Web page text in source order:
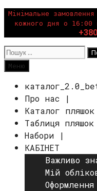
Перейти
вмісту
Мінімальне
кожного дня о 16:00
Пошук:
Пошук
Меню
Про нас |
Каталог
Таблиця
Набори |
КАБІНЕТ
Важливо
Мій